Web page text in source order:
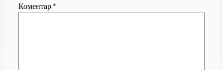
Коментар *